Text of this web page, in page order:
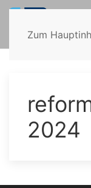
Zum
2024